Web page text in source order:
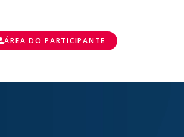
ÁREA DO PARTICIPANTE